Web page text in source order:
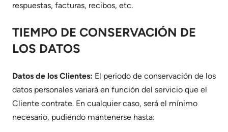
respuestas, facturas, recibos, etc.
TIEMPO DE CONSERVACIÓN DE
LOS DATOS
Datos de los Clientes: El periodo de conservación de los
datos personales variará en función del servicio que el
Cliente contrate. En cualquier caso, será el mínimo
necesario, pudiendo mantenerse hasta: